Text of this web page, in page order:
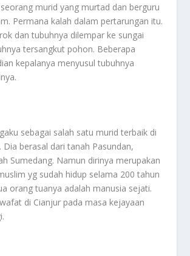
murid yang murtad dan berguru
Permana kalah dalam pertarungan itu.
dan tubuhnya dilempar ke sungai
tersangkut pohon. Beberapa
kepalanya menyusul tubuhnya
sebagai salah satu murid terbaik di
Dia berasal dari tanah Pasundan,
Sumedang. Namun dirinya merupakan
yg sudah hidup selama 200 tahun
orang tuanya adalah manusia sejati.
di Cianjur pada masa kejayaan